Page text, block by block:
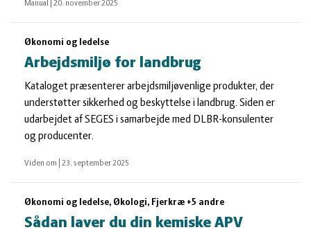
Manual 20. november 2025
Økonomi og ledelse
Arbejdsmiljø for landbrug
Kataloget præsenterer arbejdsmiljøvenlige produkter, der
understøtter sikkerhed og beskyttelse i landbrug. Siden er
udarbejdet af SEGES i samarbejde med DLBR-konsulenter
og producenter.
Viden om 23. september 2025
Økonomi og ledelse, Økologi, Fjerkræ +5 andre
Sådan laver du din kemiske APV